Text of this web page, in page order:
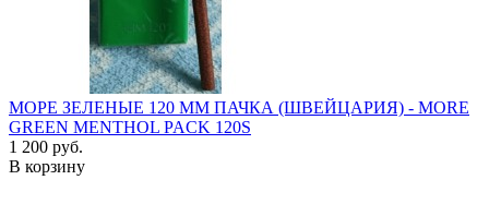
МОРЕ ЗЕЛЕНЫЕ 120 ММ ПАЧКА (ШВЕЙЦАРИЯ) - MORE
GREEN MENTHOL PACK 120S
1 200 руб.
В корзину